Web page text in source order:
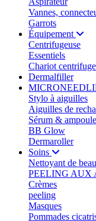
Vannes,
Garrots
Équipement
Centrifugeuse
Essentiels
Chariot centrifuge
Dermalfiller
Stylo à aiguilles
Aiguilles de
Sérum &
BB Glow
Dermaroller
Soins
Nettoyant de
PEELING AUX
Crèmes
peeling
Masques
Pommades